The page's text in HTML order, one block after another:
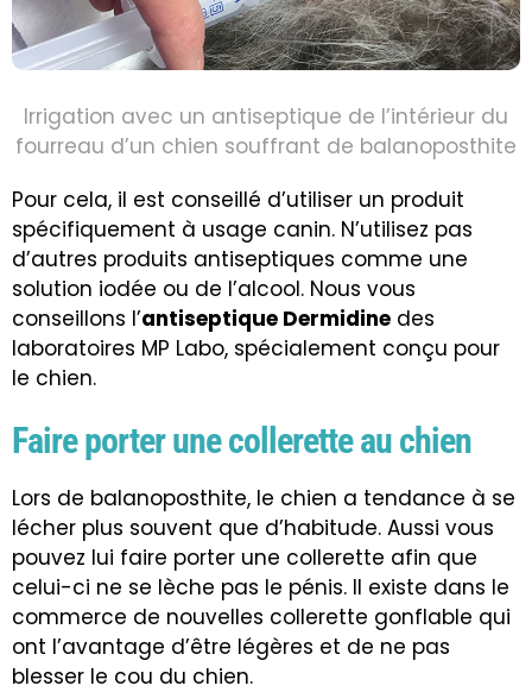
Irrigation avec un antiseptique de l’intérieur du
fourreau d’un chien souffrant de balanoposthite
Pour cela, il est conseillé d’utiliser un produit
spécifiquement à usage canin. N’utilisez pas
d’autres produits antiseptiques comme une
solution iodée ou de l’alcool. Nous vous
conseillons l’antiseptique Dermidine des
laboratoires MP Labo, spécialement conçu pour
le chien.
Faire porter une collerette au chien
Lors de balanoposthite, le chien a tendance à se
lécher plus souvent que d’habitude. Aussi vous
pouvez lui faire porter une collerette afin que
celui-ci ne se lèche pas le pénis. Il existe dans le
commerce de nouvelles collerette gonflable qui
ont l’avantage d’être légères et de ne pas
blesser le cou du chien.